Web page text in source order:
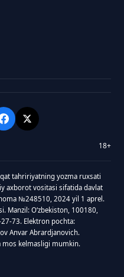
18+
tahririyatning yozma ruxsati
axborot vositasi sifatida davlat
№248510, 2024 yil 1 aprel.
Manzil: Oʻzbekiston, 100180,
73. Elektron pochta:
Anvar Abrardjanovich.
kelmasligi mumkin.